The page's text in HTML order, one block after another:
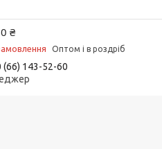
₴
Оптом і в роздріб
(66) 143-52-60